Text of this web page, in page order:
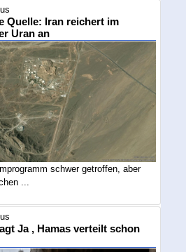
Quelle: Iran reichert im
Uran an
schwer getroffen, aber
...
Ja , Hamas verteilt schon